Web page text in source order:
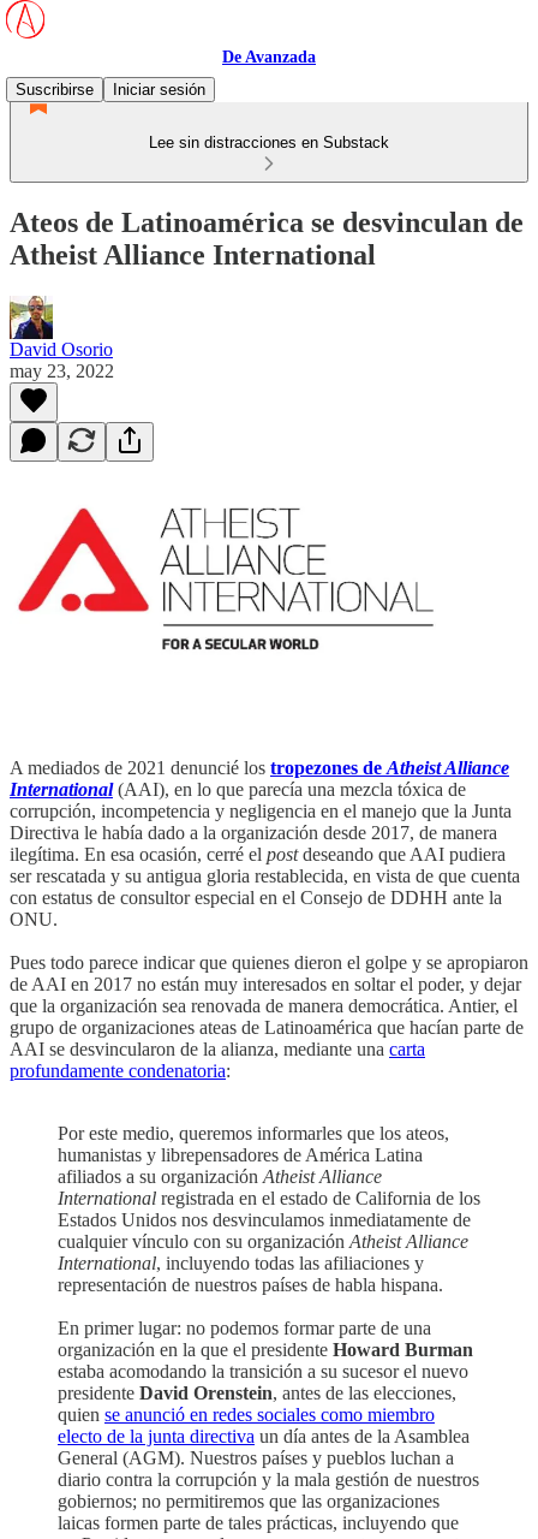
De Avanzada
Suscribirse
Iniciar sesión
Lee sin distracciones en Substack
Ateos de Latinoamérica se desvinculan de
Atheist Alliance International
David Osorio
may 23, 2022
A mediados de 2021 denuncié los tropezones de Atheist Alliance
International(AAI), en lo que parecía una mezcla tóxica de
corrupción, incompetencia y negligencia en el manejo que la Junta
Directiva le había dado a la organización desde 2017, de manera
ilegítima. En esa ocasión, cerré el postdeseando que AAI pudiera
ser rescatada y su antigua gloria restablecida, en vista de que cuenta
con estatus de consultor especial en el Consejo de DDHH ante la
ONU.
Pues todo parece indicar que quienes dieron el golpe y se apropiaron
de AAI en 2017 no están muy interesados en soltar el poder, y dejar
que la organización sea renovada de manera democrática. Antier, el
grupo de organizaciones ateas de Latinoamérica que hacían parte de
AAI se desvincularon de la alianza, mediante una carta
profundamente condenatoria:
Por este medio, queremos informarles que los ateos,
humanistas y librepensadores de América Latina
afiliados a su organización Atheist Alliance
International registrada en el estado de California de los
Estados Unidos nos desvinculamos inmediatamente de
cualquier vínculo con su organización Atheist Alliance
International, incluyendo todas las afiliaciones y
representación de nuestros países de habla hispana.
En primer lugar: no podemos formar parte de una
organización en la que el presidente Howard Burman
estaba acomodando la transición a su sucesor el nuevo
presidente David Orenstein, antes de las elecciones,
quien se anunció en redes sociales como miembro
electo de la junta directiva un día antes de la Asamblea
General (AGM). Nuestros países y pueblos luchan a
diario contra la corrupción y la mala gestión de nuestros
gobiernos; no permitiremos que las organizaciones
laicas formen parte de tales prácticas, incluyendo que